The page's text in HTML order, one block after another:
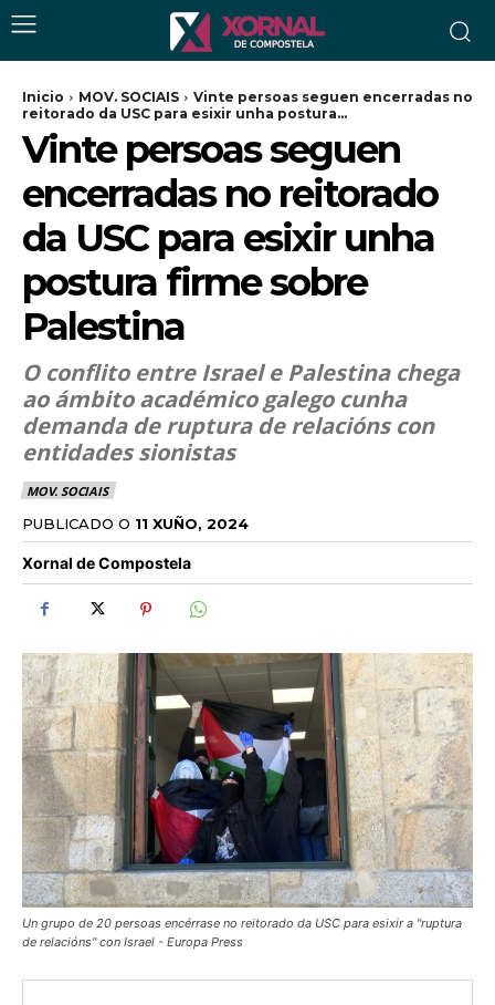
Inicio MOV. SOCIAIS
Vinte persoas seguen encerradas no
reitorado da USC para esixir unha postura...
Vinte persoas seguen
encerradas no reitorado
da USC para esixir unha
postura firme sobre
Palestina
O conflito entre Israel e Palestina chega
ao ámbito académico galego cunha
demanda de ruptura de relacións con
entidades sionistas
MOV. SOCIAIS
PUBLICADO O 11 XUÑO, 2024
Xornal de Compostela
Un grupo de 20 persoas encérrase no reitorado da USC para esixir a "ruptura
de relacións" con Israel - Europa Press